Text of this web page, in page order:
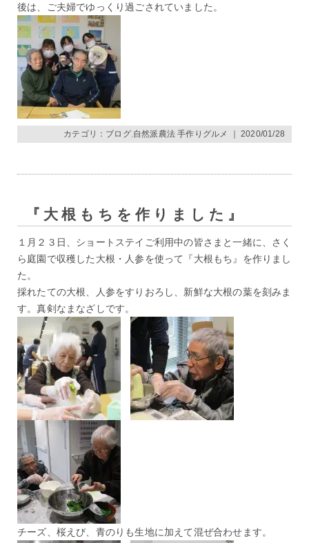
後は、ご夫婦でゆっくり過ごされていました。
カテゴリ： ブログ, 自然派農法 手作りグルメ ｜ 2020/01/28
『大根もちを作りました』
１月２３日、ショートステイご利用中の皆さまと一緒に、さく
ら庭園で収穫した大根・人参を使って『大根もち』を作りまし
た。
採れたての大根、人参をすりおろし、新鮮な大根の葉を刻みま
す。真剣なまなざしです。
チーズ、桜えび、青のりも生地に加えて混ぜ合わせます。